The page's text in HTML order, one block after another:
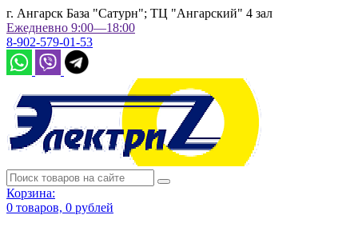
г. Ангарск База "Сатурн"; ТЦ "Ангарский" 4 зал
Ежедневно 9:00—18:00
8-902-579-01-53
Корзина:
0 товаров, 0 рублей